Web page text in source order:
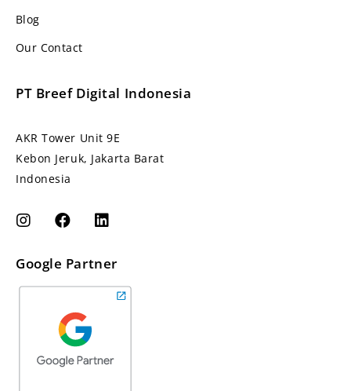
Blog
Our Contact
PT Breef Digital Indonesia
AKR Tower Unit 9E
Kebon Jeruk, Jakarta Barat
Indonesia
Google Partner